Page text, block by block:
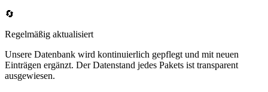
🔄
Regelmäßig aktualisiert
Unsere Datenbank wird kontinuierlich gepflegt und mit neuen
Einträgen ergänzt. Der Datenstand jedes Pakets ist transparent
ausgewiesen.